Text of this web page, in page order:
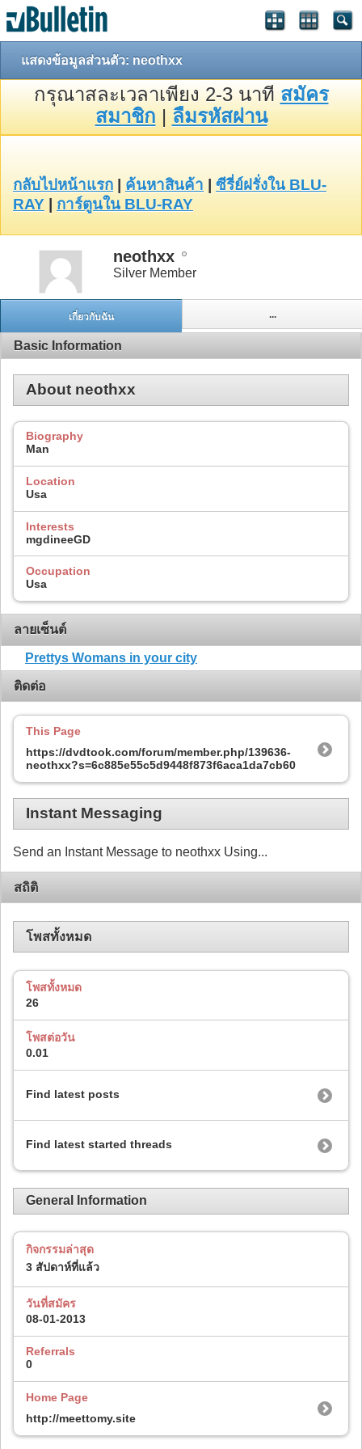
แสดงข้อมูลส่วนตัว: neothxx
กรุณาสละเวลาเพียง 2-3 นาที สมัคร
สมาชิก | ลืมรหัสผ่าน
กลับไปหน้าแรก ค้นหาสินค้า
ซีรี่ย์ฝรั่งใน BLU-
RAY
การ์ตูนใน BLU-RAY
neothxx
Silver Member
เกี่ยวกับฉัน ...
Basic Information
About neothxx
Biography
Man
Location
Usa
Interests
mgdineeGD
Occupation
Usa
ลายเซ็นต์
Prettys Womans in your city
ติดต่อ
This Page
https://dvdtook.com/forum/member.php/139636-
neothxx?s=6c885e55c5d9448f873f6aca1da7cb60
Instant Messaging
Send an Instant Message to neothxx Using...
สถิติ
โพสทั้งหมด
โพสทั้งหมด
26
โพสต่อวัน
0.01
Find latest posts
Find latest started threads
General Information
กิจกรรมล่าสุด
3 สัปดาห์ที่แล้ว
วันที่สมัคร
08-01-2013
Referrals
0
Home Page
http://meettomy.site